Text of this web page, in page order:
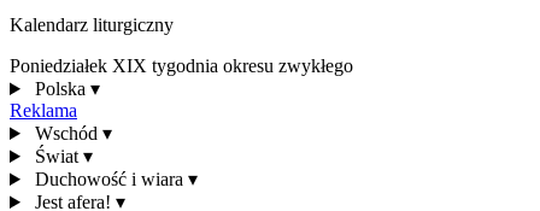
Kalendarz liturgiczny
Poniedziałek XIX tygodnia okresu zwykłego
Polska ▾
Reklama
Wschód ▾
Świat ▾
Duchowość i wiara ▾
Jest afera! ▾